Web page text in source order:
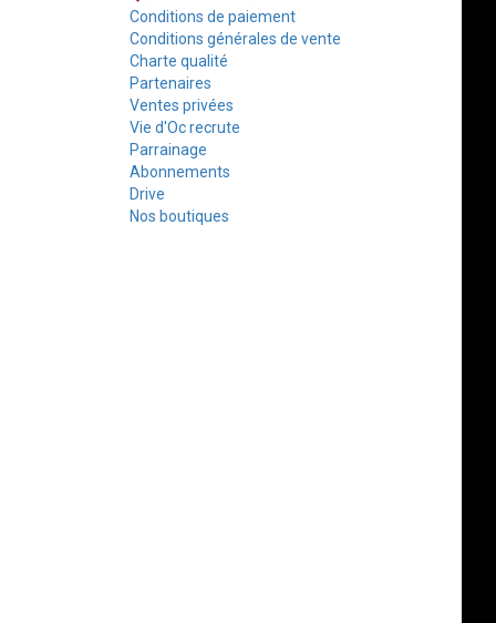
Conditions de paiement
Conditions générales de vente
Charte qualité
Partenaires
Ventes privées
Vie d'Oc recrute
Parrainage
Abonnements
Drive
Nos boutiques